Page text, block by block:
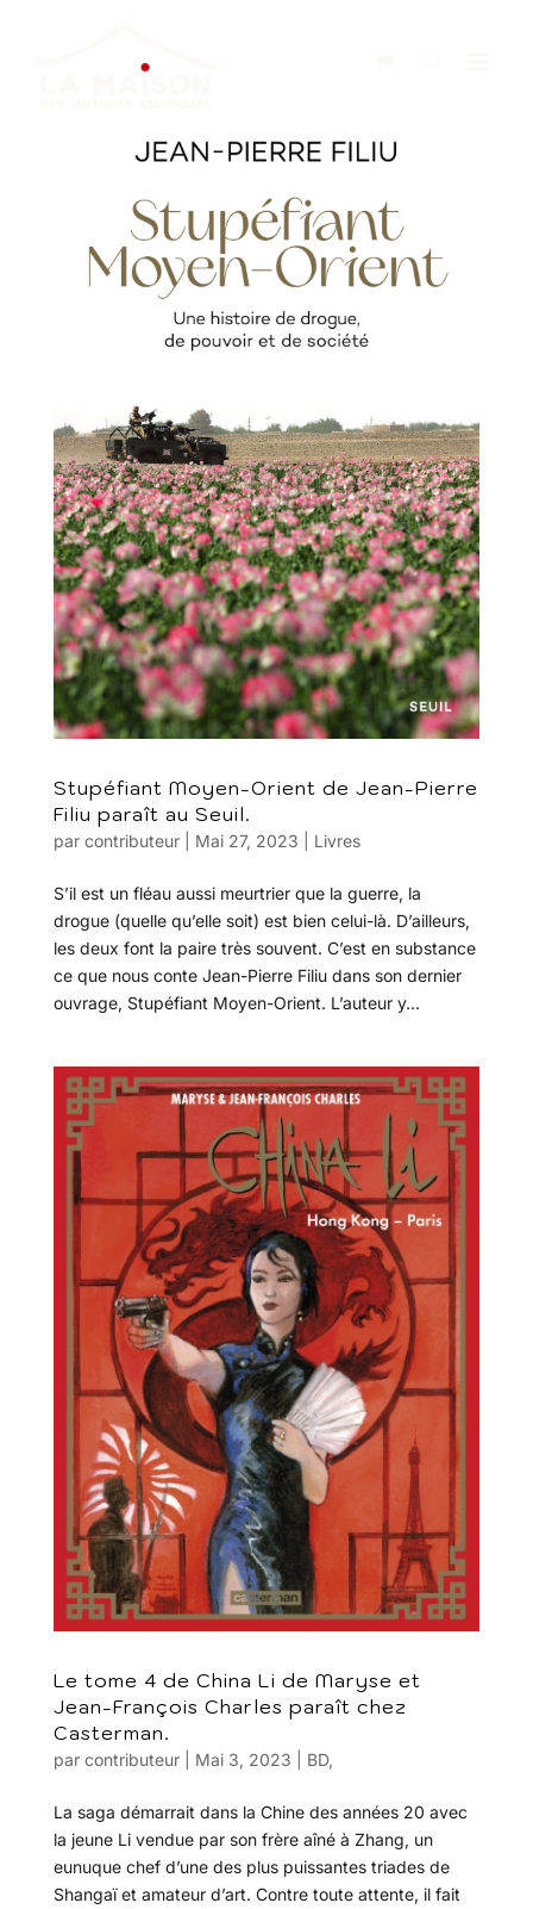
Stupéfiant Moyen-Orient de Jean-Pierre
Filiu paraît au Seuil.
par contributeur| Mai 27, 2023 Livres
S’il est un fléau aussi meurtrier que la guerre, la
drogue (quelle qu’elle soit) est bien celui-là. D’ailleurs,
les deux font la paire très souvent. C’est en substance
ce que nous conte Jean-Pierre Filiu dans son dernier
ouvrage, Stupéfiant Moyen-Orient. L’auteur y...
Le tome 4 de China Li de Maryse et
Jean-François Charles paraît chez
Casterman.
par contributeur| Mai 3, 2023 BD,
La saga démarrait dans la Chine des années 20 avec
la jeune Li vendue par son frère aîné à Zhang, un
eunuque chef d’une des plus puissantes triades de
Shangaï et amateur d’art. Contre toute attente, il fait